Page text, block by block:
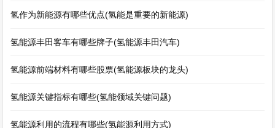
氢作为新能源有哪些优点(氢能是重要的新能源)
氢能源丰田客车有哪些牌子(氢能源丰田汽车)
氢能源前端材料有哪些股票(氢能源板块的龙头)
氢能源关键指标有哪些(氢能领域关键问题)
氢能源利用的流程有哪些(氢能源利用方式)